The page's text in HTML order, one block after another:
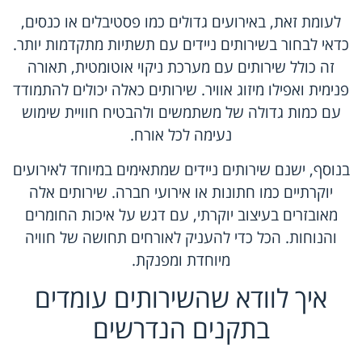
לעומת זאת, באירועים גדולים כמו פסטיבלים או כנסים,
כדאי לבחור בשירותים ניידים עם תשתיות מתקדמות יותר.
זה כולל שירותים עם מערכת ניקוי אוטומטית, תאורה
פנימית ואפילו מיזוג אוויר. שירותים כאלה יכולים להתמודד
עם כמות גדולה של משתמשים ולהבטיח חוויית שימוש
נעימה לכל אורח.
בנוסף, ישנם שירותים ניידים שמתאימים במיוחד לאירועים
יוקרתיים כמו חתונות או אירועי חברה. שירותים אלה
מאובזרים בעיצוב יוקרתי, עם דגש על איכות החומרים
והנוחות. הכל כדי להעניק לאורחים תחושה של חוויה
מיוחדת ומפנקת.
איך לוודא שהשירותים עומדים
בתקנים הנדרשים